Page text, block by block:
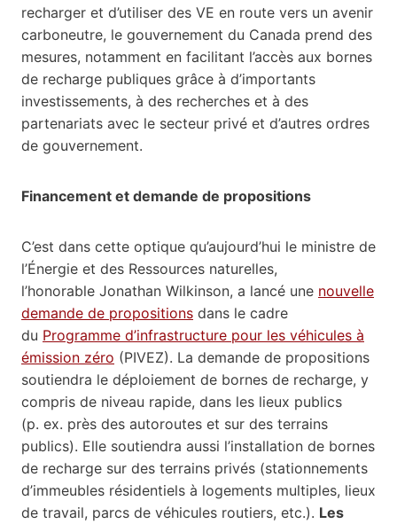
recharger et d’utiliser des VE en route vers un avenir
carboneutre, le gouvernement du Canada prend des
mesures, notamment en facilitant l’accès aux bornes
de recharge publiques grâce à d’importants
investissements, à des recherches et à des
partenariats avec le secteur privé et d’autres ordres
de gouvernement.
Financement et demande de propositions
C’est dans cette optique qu’aujourd’hui le ministre de
l’Énergie et des Ressources naturelles,
l’honorable Jonathan Wilkinson, a lancé une nouvelle
demande de propositions dans le cadre
du Programme d’infrastructure pour les véhicules à
émission zéro (PIVEZ). La demande de propositions
soutiendra le déploiement de bornes de recharge, y
compris de niveau rapide, dans les lieux publics
(p. ex. près des autoroutes et sur des terrains
publics). Elle soutiendra aussi l’installation de bornes
de recharge sur des terrains privés (stationnements
d’immeubles résidentiels à logements multiples, lieux
de travail, parcs de véhicules routiers, etc.). Les